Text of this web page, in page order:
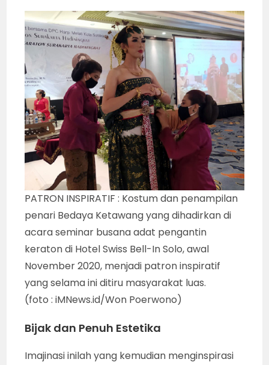
PATRON INSPIRATIF : Kostum dan penampilan
penari Bedaya Ketawang yang dihadirkan di
acara seminar busana adat pengantin
keraton di Hotel Swiss Bell-In Solo, awal
November 2020, menjadi patron inspiratif
yang selama ini ditiru masyarakat luas.
(foto : iMNews.id/Won Poerwono)
Bijak dan Penuh Estetika
Imajinasi inilah yang kemudian menginspirasi